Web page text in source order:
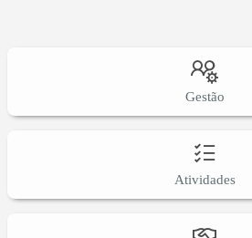
Gestão
Atividades